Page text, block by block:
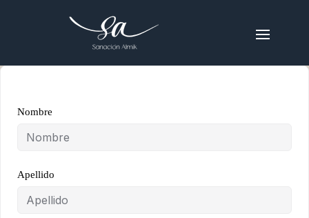
Nombre
Apellido